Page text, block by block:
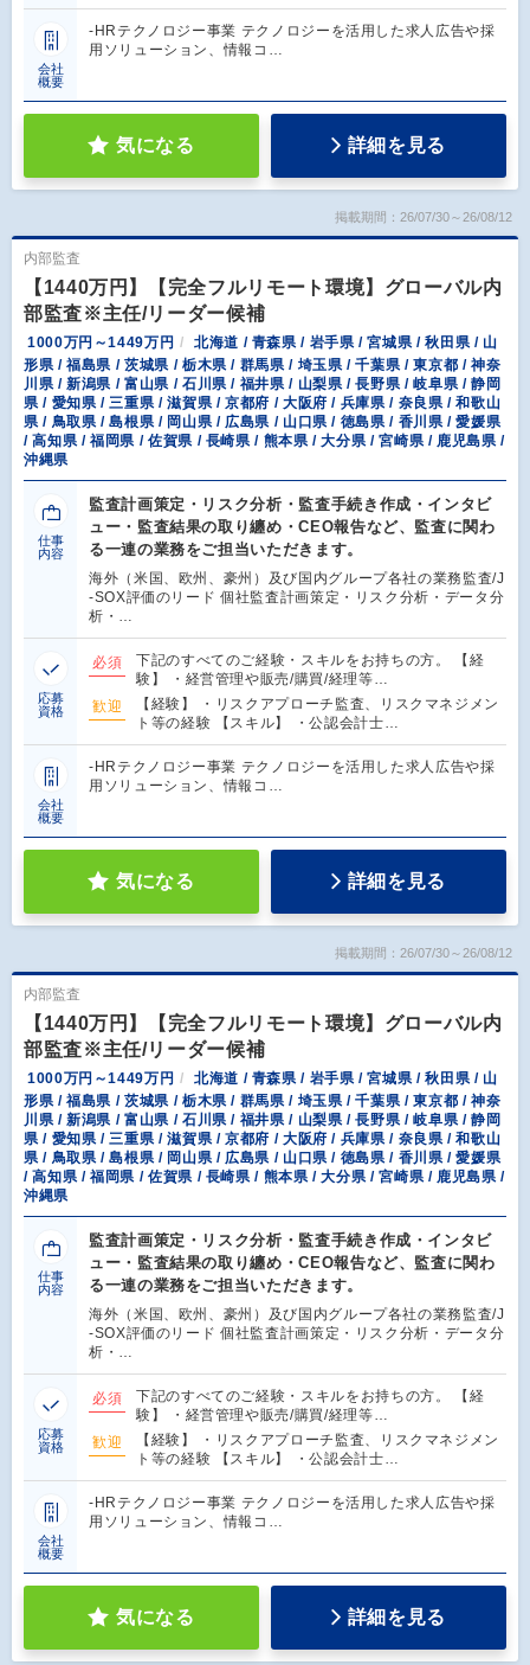
会社
概要
-HRテクノロジー事業 テクノロジーを活用した求人広告や採
用ソリューション、情報コ…
気になる 詳細を見る
掲載期間：26/07/30～26/08/12
内部監査
【1440万円】【完全フルリモート環境】グローバル内
部監査※主任/リーダー候補
1000万円～1449万円
北海道 / 青森県 / 岩手県 / 宮城県 / 秋田県 / 山
形県 / 福島県 / 茨城県 / 栃木県 / 群馬県 / 埼玉県 / 千葉県 / 東京都 / 神奈
川県 / 新潟県 / 富山県 / 石川県 / 福井県 / 山梨県 / 長野県 / 岐阜県 / 静岡
県 / 愛知県 / 三重県 / 滋賀県 / 京都府 / 大阪府 / 兵庫県 / 奈良県 / 和歌山
県 / 鳥取県 / 島根県 / 岡山県 / 広島県 / 山口県 / 徳島県 / 香川県 / 愛媛県
/ 高知県 / 福岡県 / 佐賀県 / 長崎県 / 熊本県 / 大分県 / 宮崎県 / 鹿児島県 /
沖縄県
仕事
内容
監査計画策定・リスク分析・監査手続き作成・インタビ
ュー・監査結果の取り纏め・CEO報告など、監査に関わ
る一連の業務をご担当いただきます。
海外（米国、欧州、豪州）及び国内グループ各社の業務監査/J
-SOX評価のリード 個社監査計画策定・リスク分析・データ分
析・…
応募
資格
必須
下記のすべてのご経験・スキルをお持ちの方。 【経
験】 ・経営管理や販売/購買/経理等…
歓迎
【経験】 ・リスクアプローチ監査、リスクマネジメン
ト等の経験 【スキル】 ・公認会計士…
会社
概要
-HRテクノロジー事業 テクノロジーを活用した求人広告や採
用ソリューション、情報コ…
気になる 詳細を見る
掲載期間：26/07/30～26/08/12
内部監査
【1440万円】【完全フルリモート環境】グローバル内
部監査※主任/リーダー候補
1000万円～1449万円
北海道 / 青森県 / 岩手県 / 宮城県 / 秋田県 / 山
形県 / 福島県 / 茨城県 / 栃木県 / 群馬県 / 埼玉県 / 千葉県 / 東京都 / 神奈
川県 / 新潟県 / 富山県 / 石川県 / 福井県 / 山梨県 / 長野県 / 岐阜県 / 静岡
県 / 愛知県 / 三重県 / 滋賀県 / 京都府 / 大阪府 / 兵庫県 / 奈良県 / 和歌山
県 / 鳥取県 / 島根県 / 岡山県 / 広島県 / 山口県 / 徳島県 / 香川県 / 愛媛県
/ 高知県 / 福岡県 / 佐賀県 / 長崎県 / 熊本県 / 大分県 / 宮崎県 / 鹿児島県 /
沖縄県
仕事
内容
監査計画策定・リスク分析・監査手続き作成・インタビ
ュー・監査結果の取り纏め・CEO報告など、監査に関わ
る一連の業務をご担当いただきます。
海外（米国、欧州、豪州）及び国内グループ各社の業務監査/J
-SOX評価のリード 個社監査計画策定・リスク分析・データ分
析・…
応募
資格
必須
下記のすべてのご経験・スキルをお持ちの方。 【経
験】 ・経営管理や販売/購買/経理等…
歓迎
【経験】 ・リスクアプローチ監査、リスクマネジメン
ト等の経験 【スキル】 ・公認会計士…
会社
概要
-HRテクノロジー事業 テクノロジーを活用した求人広告や採
用ソリューション、情報コ…
気になる 詳細を見る